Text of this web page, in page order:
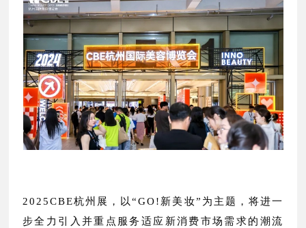
2025CBE杭州展，以“GO!新美妆”为主题，将进一
步全力引入并重点服务适应新消费市场需求的潮流